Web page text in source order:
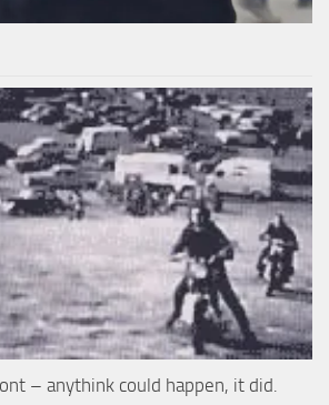
– anythink could happen, it did.